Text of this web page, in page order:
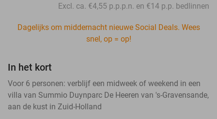
Excl. ca. €4,55 p.p.p.n. en €14 p.p. bedlinnen
Dagelijks om middernacht nieuwe Social Deals. Wees
snel, op = op!
In het kort
Voor 6 personen: verblijf een midweek of weekend in een
villa van Summio Duynparc De Heeren van 's-Gravensande,
aan de kust in Zuid-Holland